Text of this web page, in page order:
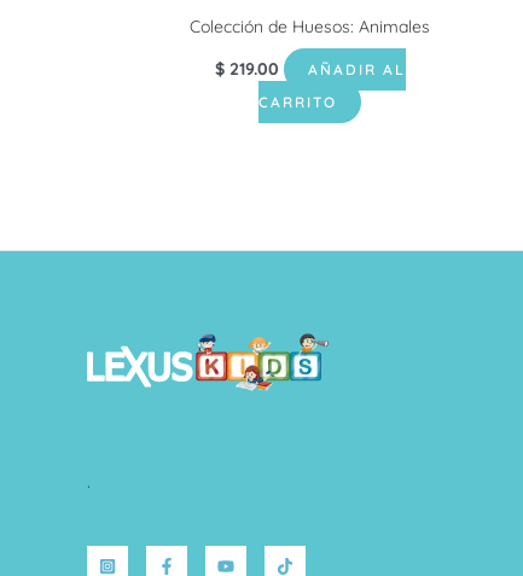
Colección de Huesos: Animales
$219.00
AÑADIR AL
CARRITO
.